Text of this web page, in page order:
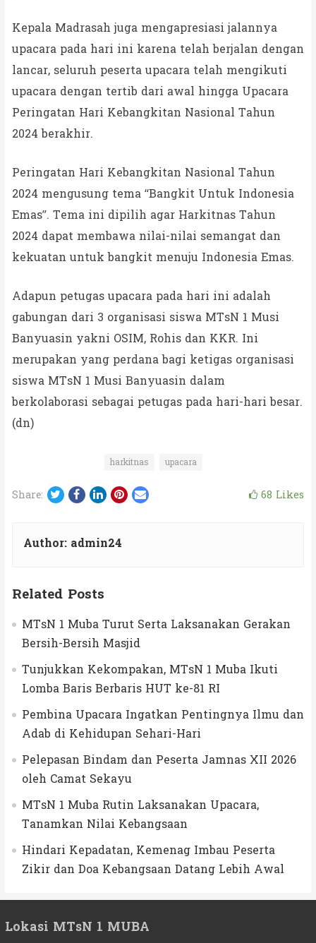
Kepala Madrasah juga mengapresiasi jalannya
upacara pada hari ini karena telah berjalan dengan
lancar, seluruh peserta upacara telah mengikuti
upacara dengan tertib dari awal hingga Upacara
Peringatan Hari Kebangkitan Nasional Tahun
2024 berakhir.
Peringatan Hari Kebangkitan Nasional Tahun
2024 mengusung tema “Bangkit Untuk Indonesia
Emas”. Tema ini dipilih agar Harkitnas Tahun
2024 dapat membawa nilai-nilai semangat dan
kekuatan untuk bangkit menuju Indonesia Emas.
Adapun petugas upacara pada hari ini adalah
gabungan dari 3 organisasi siswa MTsN 1 Musi
Banyuasin yakni OSIM, Rohis dan KKR. Ini
merupakan yang perdana bagi ketigas organisasi
siswa MTsN 1 Musi Banyuasin dalam
berkolaborasi sebagai petugas pada hari-hari besar.
(dn)
harkitnas upacara
Share: Twitter
Facebook
LinkedIn
Pinterest
Email 68 Likes
Author: admin24
Related Posts
MTsN 1 Muba Turut Serta Laksanakan Gerakan
Bersih-Bersih Masjid
Tunjukkan Kekompakan, MTsN 1 Muba Ikuti
Lomba Baris Berbaris HUT ke-81 RI
Pembina Upacara Ingatkan Pentingnya Ilmu dan
Adab di Kehidupan Sehari-Hari
Pelepasan Bindam dan Peserta Jamnas XII 2026
oleh Camat Sekayu
MTsN 1 Muba Rutin Laksanakan Upacara,
Tanamkan Nilai Kebangsaan
Hindari Kepadatan, Kemenag Imbau Peserta
Zikir dan Doa Kebangsaan Datang Lebih Awal
Lokasi MTsN 1 MUBA